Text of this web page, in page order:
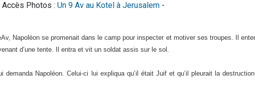
Accès Photos : Un 9 Av au Kotel à Jerusalem -
Napoléon se promenait dans le camp pour inspecter et motiver ses troupes. Il
d’une tente. Il entra et vit un soldat assis sur le sol.
demanda Napoléon. Celui-ci lui expliqua qu’il était Juif et qu’il pleurait la